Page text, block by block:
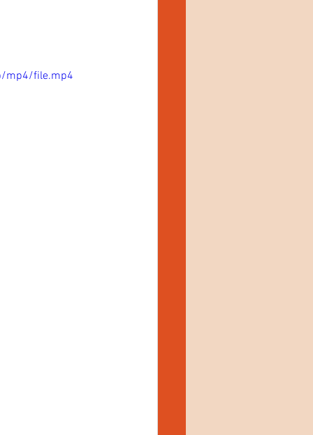
mp4/file.mp4